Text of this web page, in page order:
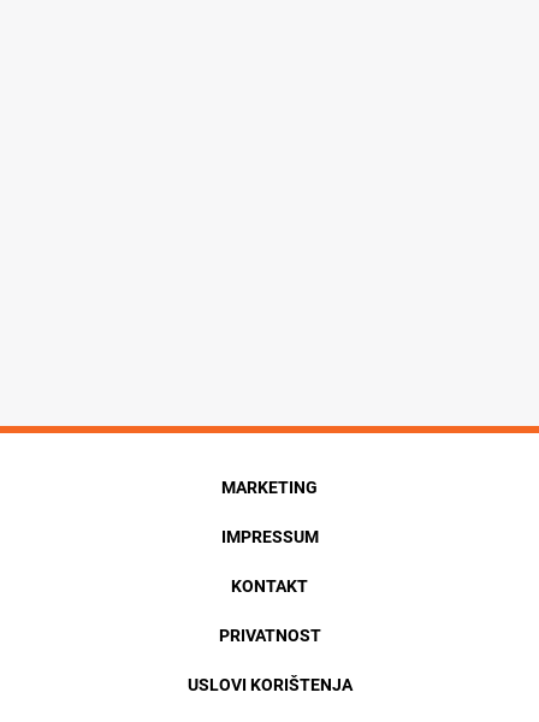
MARKETING
IMPRESSUM
KONTAKT
PRIVATNOST
USLOVI KORIŠTENJA